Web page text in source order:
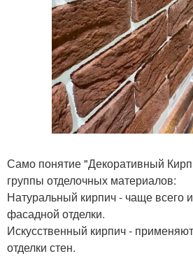
Само понятие "Декоративный
группы отделочных материалов:
Натуральный кирпич - чаще всего
фасадной отделки.
Искусственный кирпич -
отделки стен.